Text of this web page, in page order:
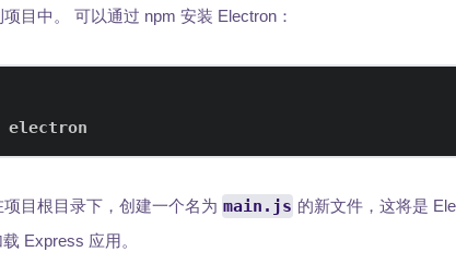
目中。 可以通过 npm 安装 Electron：
electron
目根目录下，创建一个名为 main.js 的新文件，这将是
Express 应用。